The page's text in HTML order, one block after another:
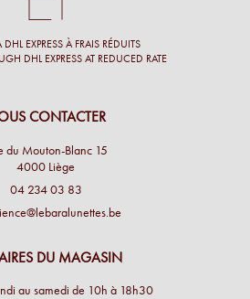
EXPRESS À FRAIS RÉDUITS
DHL EXPRESS AT REDUCED RATE
CONTACTER
du Mouton-Blanc 15
4000 Liège
04 234 03 83
DU MAGASIN
au samedi de 10h à 18h30